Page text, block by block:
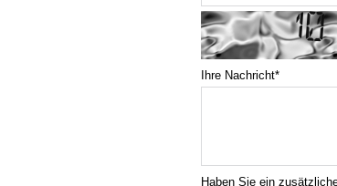
Ihre Nachricht*
Haben Sie ein